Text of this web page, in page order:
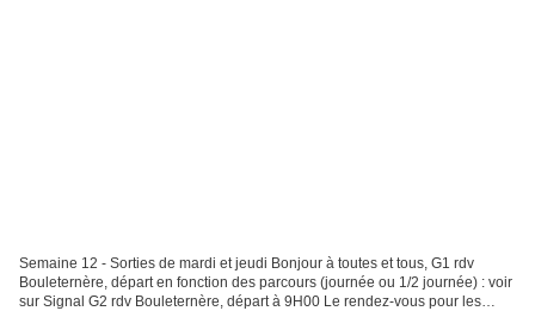
Semaine 12 - Sorties de mardi et jeudi Bonjour à toutes et tous, G1 rdv
Bouleternère, départ en fonction des parcours (journée ou 1/2 journée) : voir
sur Signal G2 rdv Bouleternère, départ à 9H00 Le rendez-vous pour les